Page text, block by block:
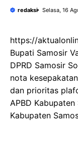
redaksi Selasa, 16
https://
Bupati Samosir
DPRD Samosir
nota
dan prioritas
APBD
Kabupaten